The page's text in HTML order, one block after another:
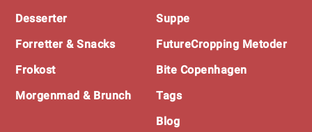
Desserter
Forretter & Snacks
Frokost
Morgenmad & Brunch
Suppe
FutureCropping Metoder
Bite Copenhagen
Tags
Blog